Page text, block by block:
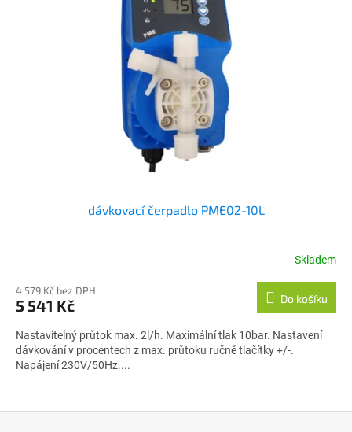
dávkovací čerpadlo PME02-10L
Skladem
4 579 Kč bez DPH
5 541 Kč Do košíku
Nastavitelný průtok max. 2l/h. Maximální tlak 10bar. Nastavení
dávkování v procentech z max. průtoku ručně tlačítky +/-.
Napájení 230V/50Hz....